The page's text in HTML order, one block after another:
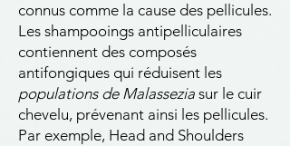
connus comme la cause des pellicules.
Les shampooings antipelliculaires
contiennent des composés
antifongiques qui réduisent les
populations de Malassezia sur le cuir
chevelu, prévenant ainsi les pellicules.
Par exemple, Head and Shoulders